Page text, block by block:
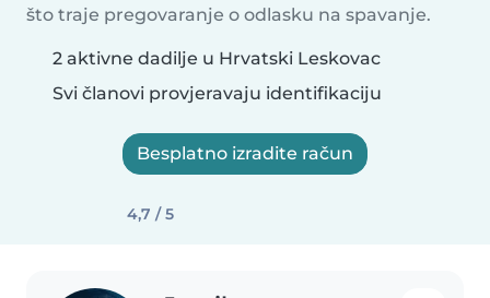
što traje pregovaranje o odlasku na spavanje.
2 aktivne dadilje u Hrvatski Leskovac
Svi članovi provjeravaju identifikaciju
Besplatno izradite račun
4,7 / 5